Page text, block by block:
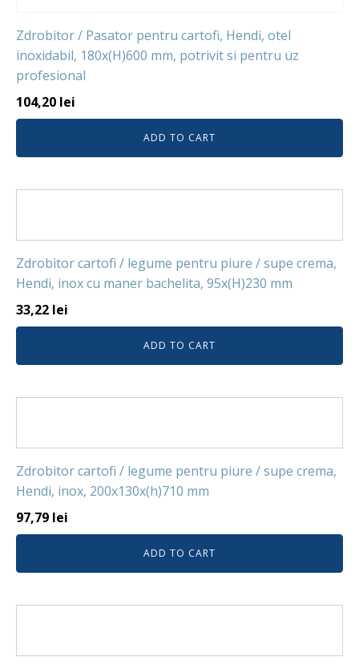
Zdrobitor / Pasator pentru cartofi, Hendi, otel
inoxidabil, 180x(H)600 mm, potrivit si pentru uz
profesional
104,20 lei
ADD TO CART
Zdrobitor cartofi / legume pentru piure / supe crema,
Hendi, inox cu maner bachelita, 95x(H)230 mm
33,22 lei
ADD TO CART
Zdrobitor cartofi / legume pentru piure / supe crema,
Hendi, inox, 200x130x(h)710 mm
97,79 lei
ADD TO CART